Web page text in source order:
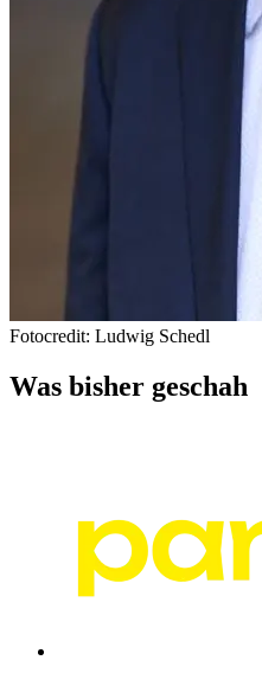
Fotocredit: Ludwig Schedl
Was bisher geschah